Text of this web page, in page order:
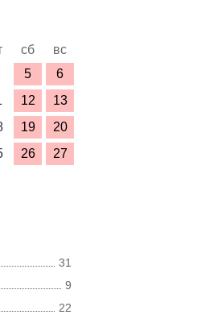
сб
вс
5
6
12
13
19
20
26
27
31
9
22